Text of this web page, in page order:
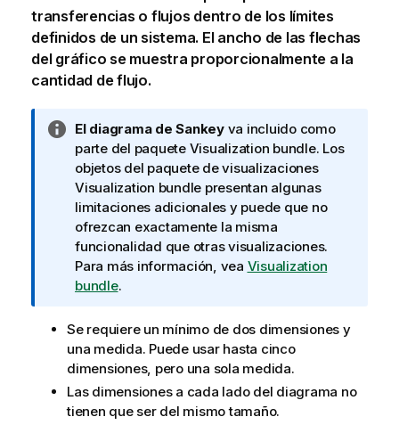
transferencias o flujos dentro de los límites
definidos de un sistema. El ancho de las flechas
del gráfico se muestra proporcionalmente a la
cantidad de flujo.
N
o
t
a
i
n
f
o
r
a
t
i
El diagrama de Sankeyva incluido como
parte del paquete Visualization bundle. Los
objetos del paquete de visualizaciones
Visualization bundle presentan algunas
limitaciones adicionales y puede que no
ofrezcan exactamente la misma
funcionalidad que otras visualizaciones.
Para más información, vea Visualization
bundle.
Se requiere un mínimo de dos dimensiones y
una medida. Puede usar hasta cinco
dimensiones, pero una sola medida.
Las dimensionesa cada lado del diagrama no
tienen que ser del mismo tamaño.